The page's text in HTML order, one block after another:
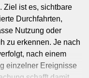
Ziel ist es, sichtbare
Durchfahrten,
Nutzung oder
zu erkennen. Je nach
nach einem
einzelner Ereignisse